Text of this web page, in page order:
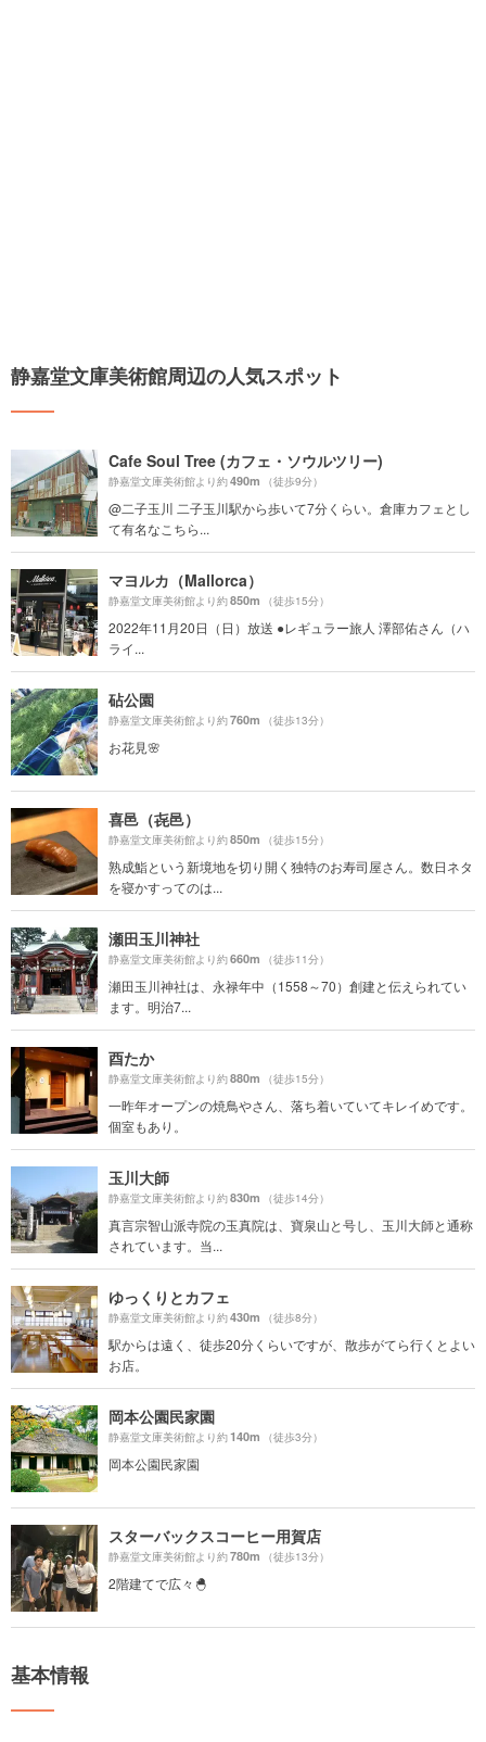
静嘉堂文庫美術館周辺の人気スポット
Cafe Soul Tree (カフェ・ソウルツリー)
静嘉堂文庫美術館より約490m （徒歩9分）
@二子玉川 二子玉川駅から歩いて7分くらい。倉庫カフェとし
て有名なこちら...
マヨルカ（Mallorca）
静嘉堂文庫美術館より約850m （徒歩15分）
2022年11月20日（日）放送 ●レギュラー旅人 澤部佑さん（ハ
ライ...
砧公園
静嘉堂文庫美術館より約760m （徒歩13分）
お花見🌸
喜邑（㐂邑）
静嘉堂文庫美術館より約850m （徒歩15分）
熟成鮨という新境地を切り開く独特のお寿司屋さん。数日ネタ
を寝かすってのは...
瀬田玉川神社
静嘉堂文庫美術館より約660m （徒歩11分）
瀬田玉川神社は、永禄年中（1558～70）創建と伝えられてい
ます。明治7...
酉たか
静嘉堂文庫美術館より約880m （徒歩15分）
一昨年オープンの焼鳥やさん、落ち着いていてキレイめです。
個室もあり。
玉川大師
静嘉堂文庫美術館より約830m （徒歩14分）
真言宗智山派寺院の玉真院は、寶泉山と号し、玉川大師と通称
されています。当...
ゆっくりとカフェ
静嘉堂文庫美術館より約430m （徒歩8分）
駅からは遠く、徒歩20分くらいですが、散歩がてら行くとよい
お店。
岡本公園民家園
静嘉堂文庫美術館より約140m （徒歩3分）
岡本公園民家園
スターバックスコーヒー用賀店
静嘉堂文庫美術館より約780m （徒歩13分）
2階建てで広々🐣
基本情報